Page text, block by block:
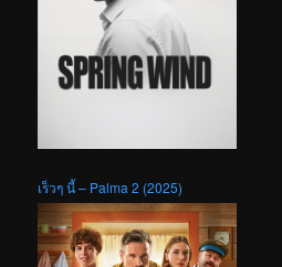
เร็วๆ นี้ – Palma 2 (2025)